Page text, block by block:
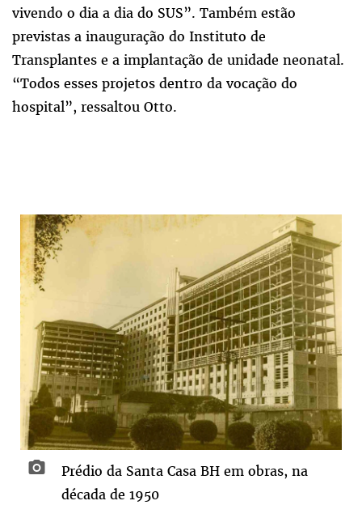
vivendo o dia a dia do SUS”. Também estão
previstas a inauguração do Instituto de
Transplantes e a implantação de unidade neonatal.
“Todos esses projetos dentro da vocação do
hospital”, ressaltou Otto.
Prédio da Santa Casa BH em obras, na
década de 1950